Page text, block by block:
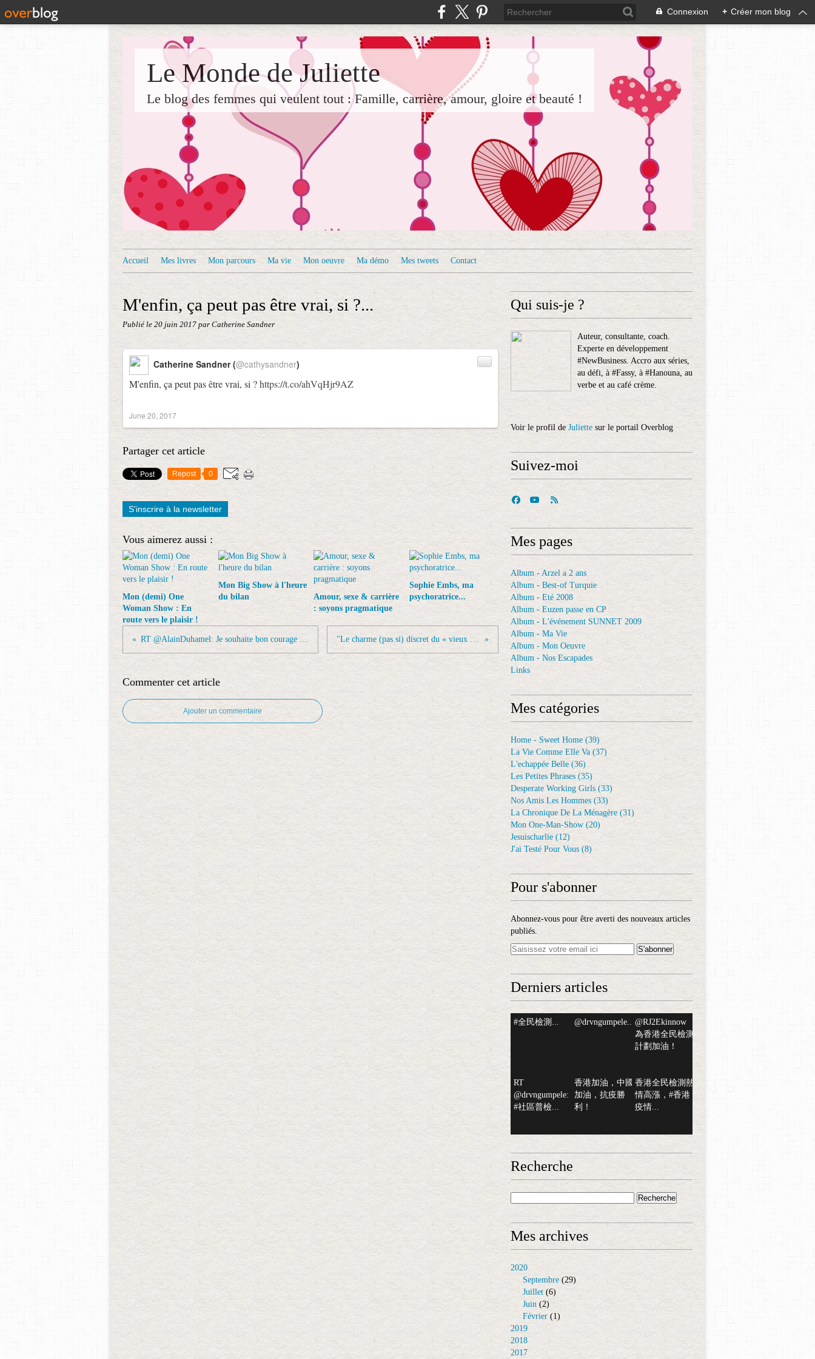
Connexion + Créer mon blog
Le Monde de Juliette
Le blog des femmes qui veulent tout : Famille, carrière, amour, gloire et beauté !
Accueil Mes livres Mon parcours Ma vie Mon oeuvre Ma démo Mes tweets Contact
M'enfin, ça peut pas être vrai, si ?...
Publié le 20 juin 2017 par Catherine Sandner
M'enfin, ça peut pas être vrai, si ?https://t.co/ahVqHjr9AZ
Catherine Sandner (@cathysandner)
June 20, 2017
Partager cet article
Repost 0
S'inscrire à la newsletter
Vous aimerez aussi :
Mon (demi) One
Woman Show : En
route vers le plaisir !
Mon Big Show à l'heure
du bilan
Amour, sexe & carrière
: soyons pragmatique
Sophie Embs, ma
psychoratrice...
RT @AlainDuhamel: Je souhaite bon courage au... "Le charme (pas si) discret du « vieux »"...
Commenter cet article
Ajouter un commentaire
Qui suis-je ?
Auteur, consultante, coach.
Experte en développement
#NewBusiness. Accro aux séries,
au défi, à #Fassy, à #Hanouna, au
verbe et au café crème.
Voir le profil deJuliette sur le portail Overblog
Suivez-moi
Mes pages
Album - Arzel a 2 ans
Album - Best-of Turquie
Album - Eté 2008
Album - Euzen passe en CP
Album - L'événement SUNNET 2009
Album - Ma Vie
Album - Mon Oeuvre
Album - Nos Escapades
Links
Mes catégories
Home - Sweet Home (39)
La Vie Comme Elle Va (37)
L'echappée Belle (36)
Les Petites Phrases (35)
Desperate Working Girls (33)
Nos Amis Les Hommes (33)
La Chronique De La Ménagère (31)
Mon One-Man-Show (20)
Jesuischarlie (12)
J'ai Testé Pour Vous (8)
Pour s'abonner
Abonnez-vous pour être averti des nouveaux articles
publiés.
Derniers articles
#全民檢測... @drvngumpele... @RJ2Ekinnow
為香港全民檢測
計劃加油！
RT
@drvngumpele:
#社區普檢...
香港加油，中國
加油，抗疫勝
利！
香港全民檢測熱
情高漲，#香港
疫情...
Recherche
Mes archives
2020
Septembre (29)
Juillet (6)
Juin (2)
Février (1)
2019
2018
2017